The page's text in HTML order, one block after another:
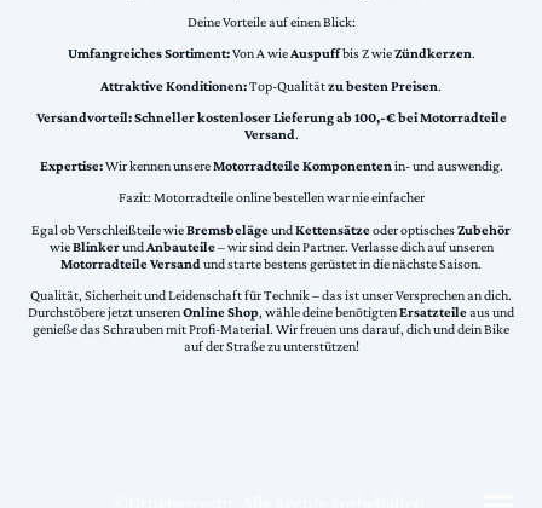
Deine Vorteile auf einen Blick:
Umfangreiches Sortiment:Von A wieAuspuffbis Z wieZündkerzen.
Attraktive Konditionen:Top-Qualitätzu besten Preisen.
Versandvorteil:Schneller kostenloser Lieferung ab 100,-€ bei Motorradteile
Versand.
Expertise:Wir kennen unsereMotorradteile Komponentenin- und auswendig.
Fazit: Motorradteile online bestellen war nie einfacher
Egal ob Verschleißteile wieBremsbelägeundKettensätzeoder optischesZubehör
wieBlinkerundAnbauteile– wir sind dein Partner. Verlasse dich auf unseren
Motorradteile Versand und starte bestens gerüstet in die nächste Saison.
Qualität, Sicherheit und Leidenschaft für Technik – das ist unser Versprechen an dich.
Durchstöbere jetzt unserenOnline Shop, wähle deine benötigtenErsatzteileaus und
genieße das Schrauben mit Profi-Material. Wir freuen uns darauf, dich und dein Bike
auf der Straße zu unterstützen!